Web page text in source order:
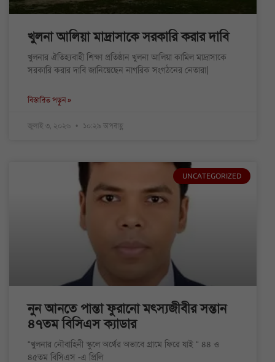
খুলনা আলিয়া মাদ্রাসাকে সরকারি করার দাবি
খুলনার ঐতিহ্যবাহী শিক্ষা প্রতিষ্ঠান খুলনা আলিয়া কামিল মাদ্রাসাকে
সরকারি করার দাবি জানিয়েছেন নাগরিক সংগঠনের নেতারা|
বিস্তারিত পড়ুন »
জুলাই ৩, ২০২৬ ১০:২৯ অপরাহ্ণ
UNCATEGORIZED
নুন আনতে পান্তা ফুরানো মৎস্যজীবীর সন্তান
৪৭তম বিসিএস ক্যাডার
“খুলনার নৌবাহিনী স্কুলে অর্থের অভাবে গ্রামে ফিরে যাই “ ৪৪ ও
৪৫তম বিসিএস -এ প্রিলি